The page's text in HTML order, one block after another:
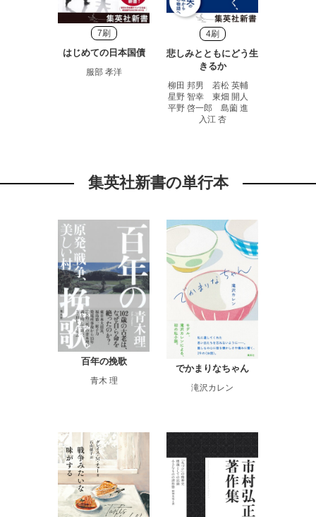
7刷
はじめての日本国債
服部 孝洋
4刷
悲しみとともにどう生
きるか
柳田 邦男 若松 英輔
星野 智幸 東畑 開人
平野 啓一郎 島薗 進
入江 杏
集英社新書の単行本
百年の挽歌
青木 理
でかまりなちゃん
滝沢カレン